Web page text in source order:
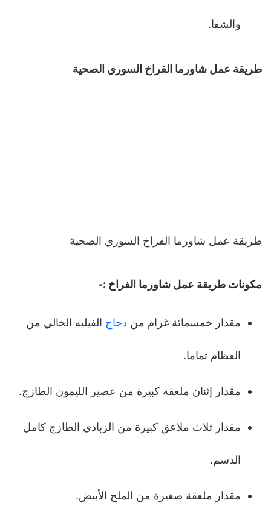
والشفا.
طريقة عمل شاورما الفراخ السوري الصحية
طريقة عمل شاورما الفراخ السوري الصحية
مكونات طريقة عمل شاورما الفراخ :-
مقدار خمسمائة غرام من دجاج الفيليه الخالي من
العظام تماما.
مقدار إثنان ملعقة كبيرة من عصير الليمون الطازج.
مقدار ثلاث ملاعق كبيرة من الزبادي الطازج كامل
الدسم.
مقدار ملعقة صغيرة من الملح الأبيض.